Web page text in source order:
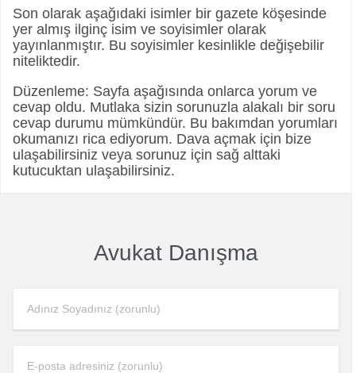
Son olarak aşağıdaki isimler bir gazete köşesinde
yer almış ilginç isim ve soyisimler olarak
yayınlanmıştır. Bu soyisimler kesinlikle değişebilir
niteliktedir.
Düzenleme: Sayfa aşağısında onlarca yorum ve
cevap oldu. Mutlaka sizin sorunuzla alakalı bir soru
cevap durumu mümkündür. Bu bakımdan yorumları
okumanızı rica ediyorum. Dava açmak için bize
ulaşabilirsiniz veya sorunuz için sağ alttaki
kutucuktan ulaşabilirsiniz.
Avukat Danışma